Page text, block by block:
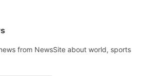
from NewsSite about world, sports